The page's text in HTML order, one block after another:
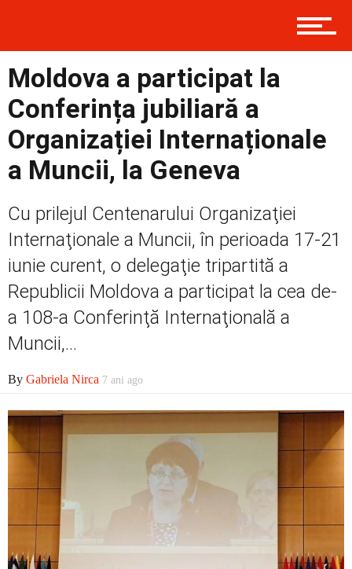
Contact
Prima
Externe
Contact
Moldova a participat la
Conferința jubiliară a
Organizației Internaționale
a Muncii, la Geneva
Cu prilejul Centenarului Organizaţiei
Internaţionale a Muncii, în perioada 17-21
iunie curent, o delegaţie tripartită a
Republicii Moldova a participat la cea de-
a 108-a Conferinţă Internaţională a
Muncii,...
By Gabriela Nirca 7 ani ago